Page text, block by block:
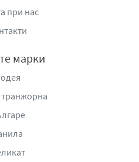
ядка
кафе „DIO“
Сървисиз“ ЕООД
Икономов“ №1
при нас
марки